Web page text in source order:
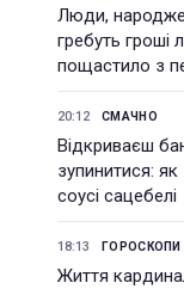
Люди,
гребуть гроші
пощастило з
20:12 СМАЧНО
Відкриваєш
зупинитися:
соусі сацебелі
18:13 ГОРОСКОПИ
Життя